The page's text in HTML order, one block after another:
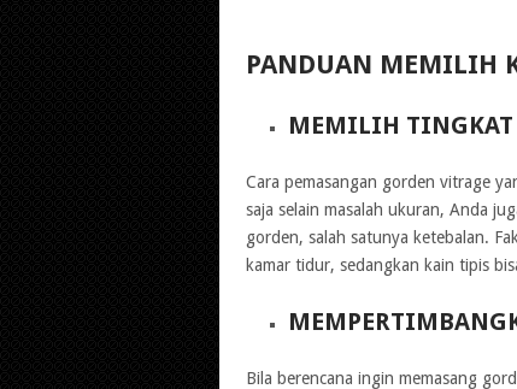
PANDUAN MEMILIH
MEMILIH TINGKAT
Cara pemasangan gorden vitrage
saja selain masalah ukuran, Anda
gorden, salah satunya ketebalan.
kamar tidur, sedangkan kain tipis
Bila berencana ingin memasang